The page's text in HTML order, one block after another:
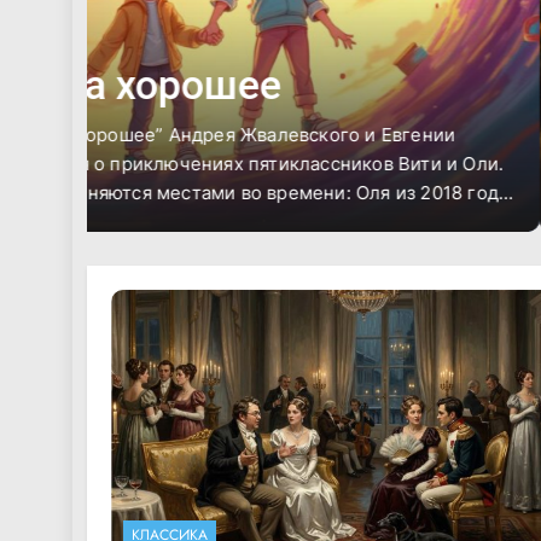
КЛАССИКА
Маттео Фальконе
Произведение “Маттео Фальконе” повествует
столкновении строгих корсиканских законов
чувств. Десятилетний сын главного героя
предаёт беглеца, прятавшегося у них, что
перед законом маки и окружающими.
КЛАССИКА